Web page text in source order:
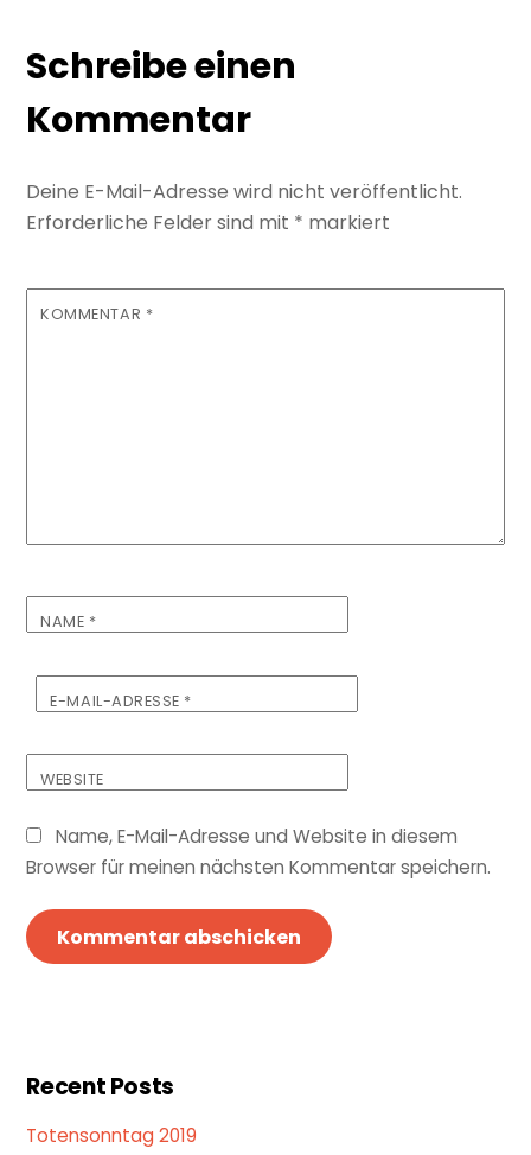
Schreibe einen
Kommentar
Deine E-Mail-Adresse wird nicht veröffentlicht.
Erforderliche Felder sind mit * markiert
KOMMENTAR *
NAME *
E-MAIL-ADRESSE *
WEBSITE
Name, E-Mail-Adresse und Website in diesem
Browser für meinen nächsten Kommentar speichern.
Recent Posts
Totensonntag 2019